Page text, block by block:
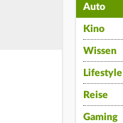
Auto
Kino
Wissen
Lifestyle
Reise
Gaming